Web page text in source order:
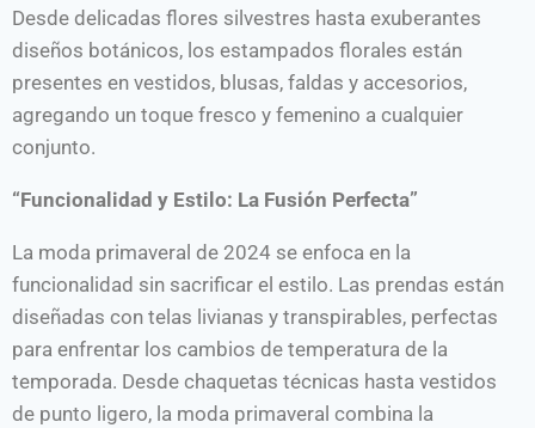
Desde delicadas flores silvestres hasta exuberantes
diseños botánicos, los estampados florales están
presentes en vestidos, blusas, faldas y accesorios,
agregando un toque fresco y femenino a cualquier
conjunto.
“Funcionalidad y Estilo: La Fusión Perfecta”
La moda primaveral de 2024 se enfoca en la
funcionalidad sin sacrificar el estilo. Las prendas están
diseñadas con telas livianas y transpirables, perfectas
para enfrentar los cambios de temperatura de la
temporada. Desde chaquetas técnicas hasta vestidos
de punto ligero, la moda primaveral combina la